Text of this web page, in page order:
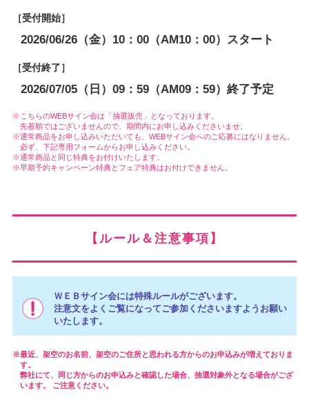
［受付開始］
2026/06/26（金）10：00（AM10：00）スタート
［受付終了］
2026/07/05（日）09：59（AM09：59）終了予定
こちらのWEBサイン会は「抽選販売」となっております。
先着順ではございませんので、期間内にお申し込みくださいませ。
通常商品をお申し込みいただいても、WEBサイン会へのご応募にはなりません。
必ず、下記専用フォームからお申し込みください。
通常商品と同じ特典をお付けいたします。
早期予約キャンペーン特典とフェア特典はお付けできません。
【ルール＆注意事項】
ＷＥＢサイン会には特殊ルールがございます。
注意文をよくご覧になってご参加くださいますようお願い
いたします。
最近、架空のお名前、架空のご住所と思われる方からのお申込みが増えておりま
す。
弊社にて、同じ方からのお申込みと確認した場合、抽選対象外となる場合がござ
います。 ご注意ください。